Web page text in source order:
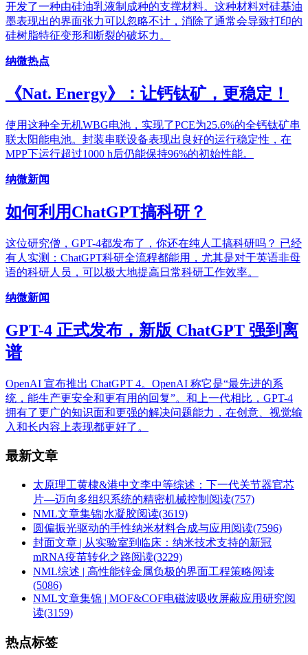
开发了一种由硅油乳液制成种的支撑材料。这种材料对硅基油
墨表现出的界面张力可以忽略不计，消除了通常会导致打印的
硅树脂特征变形和断裂的破坏力。
纳微热点
《Nat. Energy》：让钙钛矿，更稳定！
使用这种全无机WBG电池，实现了PCE为25.6%的全钙钛矿串
联太阳能电池。封装串联设备表现出良好的运行稳定性，在
MPP下运行超过1000 h后仍能保持96%的初始性能。
纳微新闻
如何利用ChatGPT搞科研？
这位研究僧，GPT-4都发布了，你还在纯人工搞科研吗？ 已经
有人实测：ChatGPT科研全流程都能用，尤其是对于英语非母
语的科研人员，可以极大地提高日常科研工作效率。
纳微新闻
GPT-4 正式发布，新版 ChatGPT 强到离
谱
OpenAI 宣布推出 ChatGPT 4。OpenAI 称它是“最先进的系
统，能生产更安全和更有用的回复”。和上一代相比，GPT-4
拥有了更广的知识面和更强的解决问题能力，在创意、视觉输
入和长内容上表现都更好了。
最新文章
太原理工黄棣&港中文李中等综述：下一代关节器官芯
片—迈向多组织系统的精密机械控制 阅读(757)
NML文章集锦|水凝胶阅读(3619)
圆偏振光驱动的手性纳米材料合成与应用 阅读(7596)
封面文章 | 从实验室到临床：纳米技术支持的新冠
mRNA疫苗转化之路阅读(3229)
NML综述 | 高性能锌金属负极的界面工程策略阅读
(5086)
NML文章集锦 | MOF&COF电磁波吸收屏蔽应用研究阅
读(3159)
热点标签